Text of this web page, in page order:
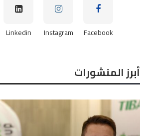
Facebook
Instagram
Linkedin
أبرز المنشورات